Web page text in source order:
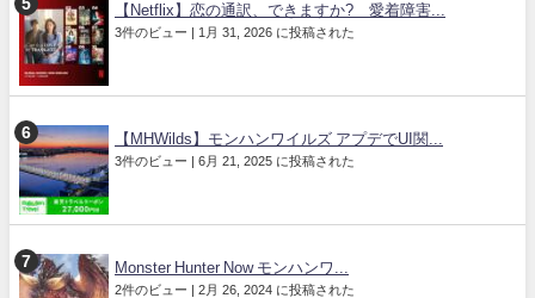
【Netflix】恋の通訳、できますか? 愛着障害...
3件のビュー | 1月 31, 2026 に投稿された
【MHWilds】モンハンワイルズ アプデでUI関...
3件のビュー | 6月 21, 2025 に投稿された
Monster Hunter Now モンハンワ...
2件のビュー | 2月 26, 2024 に投稿された